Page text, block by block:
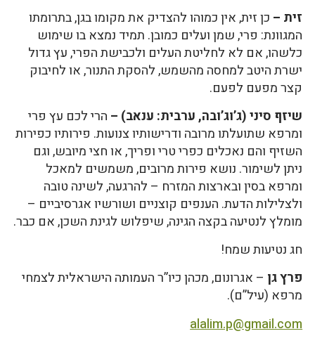
זית – כן זית, אין כמוהו להצדיק את מקומו בגן, בתרומתו
המגוונת: פרי, שמן ועלים כמובן. תמיד נמצא בו שימוש
כלשהו, אם לא לחליטת העלים ולכבישת הפרי, עץ גדול
ישרת היטב למחסה מהשמש, להסקת התנור, או לחיבוק
קצר מפעם לפעם.
שיזף סיני (ג’וג’ובה, ערבית: ענאב) – הרי לכם עץ פרי
ומרפא שתועלתו מרובה ודרישותיו צנועות. פירותיו כפירות
השזיף והם נאכלים כפרי טרי ופריך, או חצי מיובש, וגם
ניתן לשימור. נושא פירות מרובים, משמשים למאכל
ומרפא בסין ובארצות המזרח – להרגעה, לשינה טובה
ולצלילות הדעת. הענפים קוצניים ושורשיו אגרסיביים –
מומלץ לנטיעה בקצה הגינה, שיפלוש לגינת השכן, אם כבר.
חג נטיעות שמח!
פרץ גן – אגרונום, מכהן כיו”ר העמותה הישראלית לצמחי
מרפא (עיל”ם).
alalim.p@gmail.com